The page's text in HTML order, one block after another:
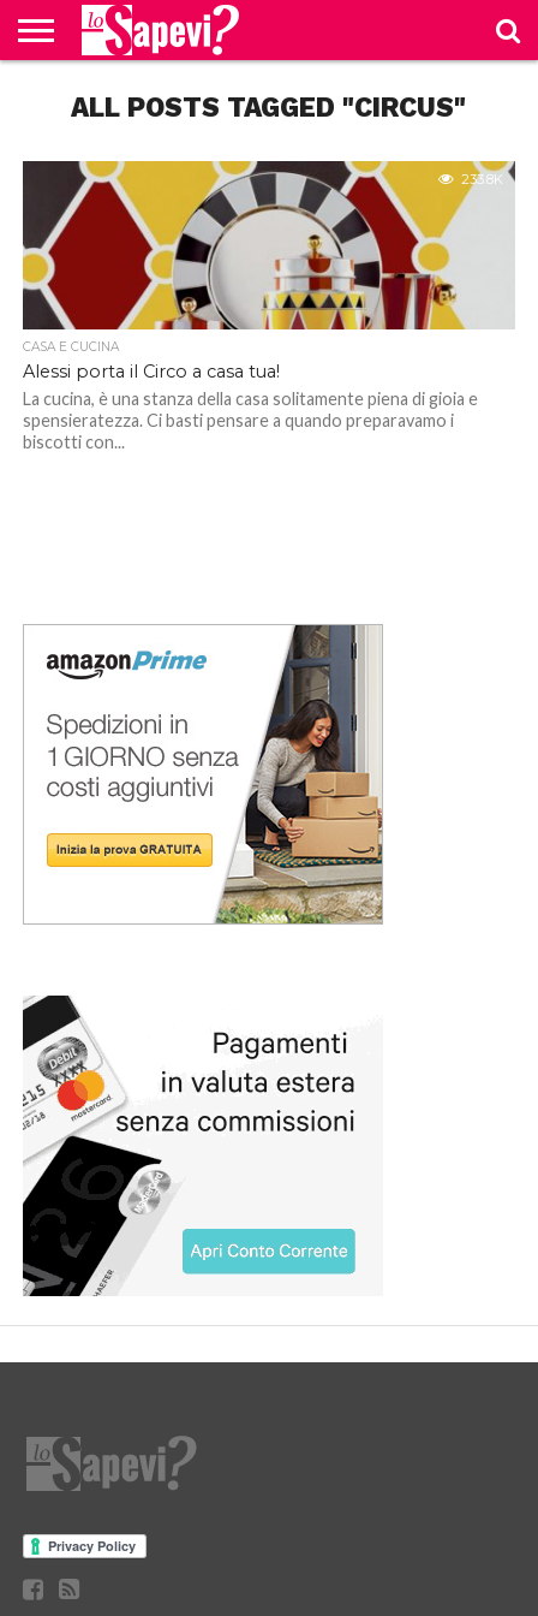
BENESSERE
GOSSIP
PRODOTTI
AMAZON
NEWS
CASA E
CUCINA
ALL POSTS TAGGED "CIRCUS"
233.8K
CASA E CUCINA
Alessi porta il Circo a casa tua!
La cucina, è una stanza della casa solitamente piena di gioia e
spensieratezza. Ci basti pensare a quando preparavamo i
biscotti con...